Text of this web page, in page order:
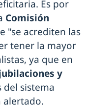
Es por
Comisión
"se acrediten las
tener la mayor
ya que en
y
del sistema
alertado.